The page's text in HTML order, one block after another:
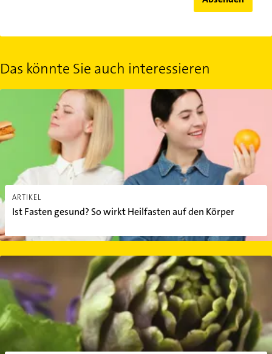
Das könnte Sie auch interessieren
ARTIKEL
Ist Fasten gesund? So wirkt Heilfasten auf den Körper
Ist Fasten gesund? So wirkt Heilfasten auf den Körper
Körper entschlacken: Die fünf besten Lebensmittel